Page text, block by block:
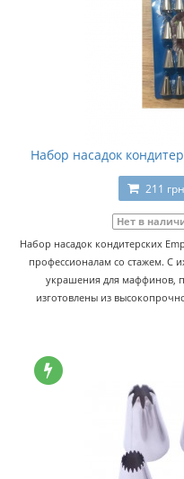
Набор насадок
211
Нет в
Набор насадок кондитерских
профессионалам со стажем. С
украшения для маффинов,
изготовлены из